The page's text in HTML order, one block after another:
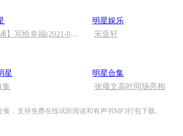
诵】写给幸福(2021-03-
明星娱乐
宋亚轩
星
集
明星合集
张颂文高叶同场亮相
，支持免费在线试听阅读和有声书MP3打包下载。